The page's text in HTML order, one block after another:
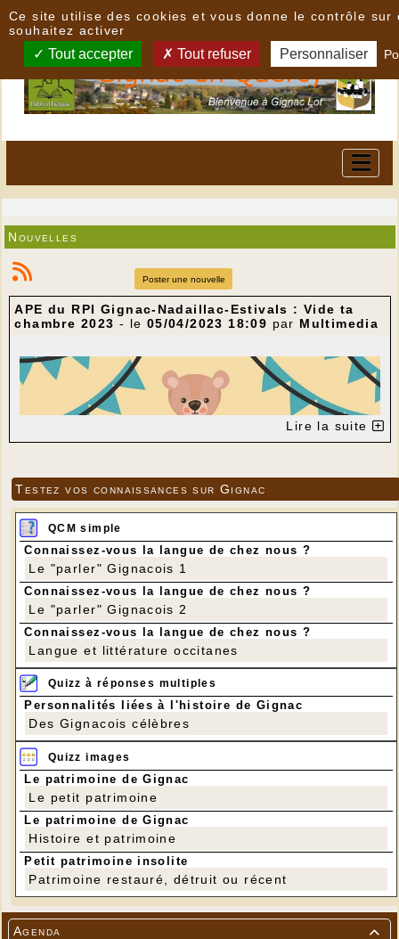

Agenda
Nouvelles
Poster une nouvelle
APE du RPI Gignac-Nadaillac-Estivals : Vide ta
chambre 2023 - le 05/04/2023 18:09 par Multimedia
Lire la suite
Testez vos connaissances sur Gignac
QCM simple
Connaissez-vous la langue de chez nous ?
Le "parler" Gignacois 1
Connaissez-vous la langue de chez nous ?
Le "parler" Gignacois 2
Connaissez-vous la langue de chez nous ?
Langue et littérature occitanes
Quizz à réponses multiples
Personnalités liées à l'histoire de Gignac
Des Gignacois célèbres
Quizz images
Le patrimoine de Gignac
Le petit patrimoine
Le patrimoine de Gignac
Histoire et patrimoine
Petit patrimoine insolite
Patrimoine restauré, détruit ou récent
Ce site utilise des cookies et vous donne le contrôle sur
souhaitez activer
Tout accepter Tout refuser Personnaliser